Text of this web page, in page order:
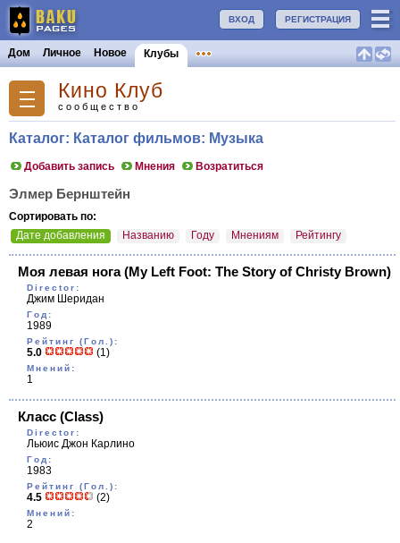
РЕГИСТРАЦИЯ
ВХОД
Дом Личное Новое Клубы
Кино Клуб
сообщество
Каталог: Каталог фильмов: Музыка
Добавить запись Мнения Возратиться
Элмер Бернштейн
Сортировать по:
Дате добавления
Названию Году Мнениям Рейтингу
Моя левая нога(My Left Foot: The Story of Christy Brown)
Director:
Джим Шеридан
Год:
1989
Рейтинг (Гол.):
5.0 (1)
Мнений:
1
Класс (Class)
Director:
Льюис Джон Карлино
Год:
1983
Рейтинг (Гол.):
4.5 (2)
Мнений:
2